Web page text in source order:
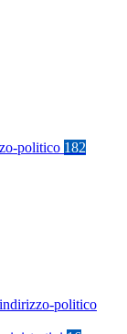
politico 182
politico